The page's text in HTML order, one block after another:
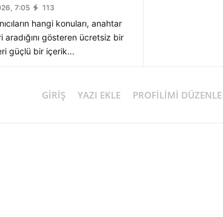
7:05 113
hangi konuları, anahtar
gösteren ücretsiz bir
güçlü bir içerik...
GIRIŞ YAZI EKLE PROFILIMI DÜZENLE